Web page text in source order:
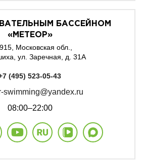
БАССЕЙНОМ
«МЕТЕОР»
Московская обл.,
ул. Заречная, д. 31А
(495) 523-05-43
swimming@yandex.ru
08:00–22:00